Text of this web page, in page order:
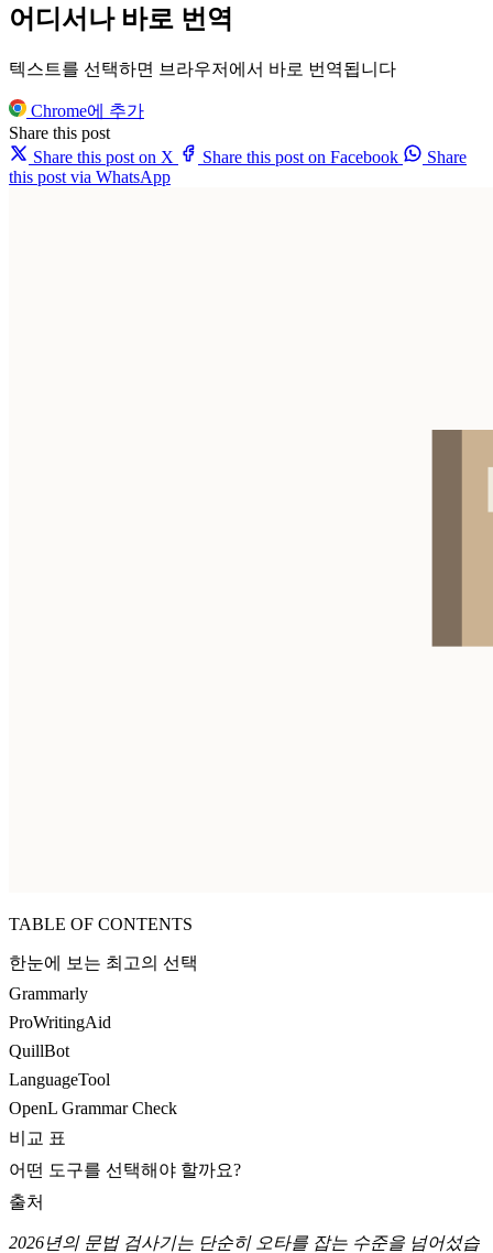
어디서나 바로 번역
텍스트를 선택하면 브라우저에서 바로 번역됩니다
Chrome에 추가
Share this post
Share this post on X
Share this post on Facebook
Share
this post via WhatsApp
TABLE OF CONTENTS
한눈에 보는 최고의 선택
Grammarly
ProWritingAid
QuillBot
LanguageTool
OpenL Grammar Check
비교 표
어떤 도구를 선택해야 할까요?
출처
2026년의 문법 검사기는 단순히 오타를 잡는 수준을 넘어섰습